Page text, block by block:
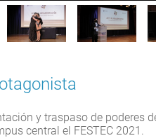
y traspaso de poderes
central el FESTEC 2021.